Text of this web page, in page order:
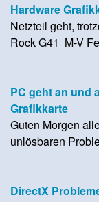
Hardware
Netzteil geht,
Rock G41 M-V
PC geht an und
Grafikkarte
Guten Morgen
unlösbaren
DirectX